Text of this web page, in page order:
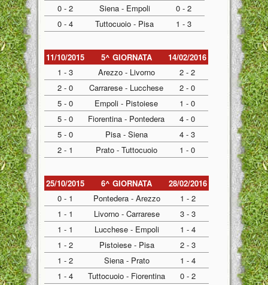
0 - 2
Siena - Empoli
0 - 2
0 - 4
Tuttocuoio - Pisa 1 - 3
11/10/2015 5^ GIORNATA
14/02/2016
1 - 3
Arezzo - Livorno
2 - 2
2 - 0
Carrarese - Lucchese
2 - 0
5 - 0
Empoli - Pistoiese
1 - 0
5 - 0
Fiorentina - Pontedera
4 - 0
5 - 0
Pisa - Siena
4 - 3
2 - 1
Prato - Tuttocuoio 1 - 0
25/10/2015 6^ GIORNATA
28/02/2016
0 - 1
Pontedera - Arezzo
1 - 2
1 - 1
Livorno - Carrarese
3 - 3
1 - 1
Lucchese - Empoli
1 - 4
1 - 2
Pistoiese - Pisa
2 - 3
1 - 2
Siena - Prato
1 - 4
1 - 4
Tuttocuoio - Fiorentina 0 - 2